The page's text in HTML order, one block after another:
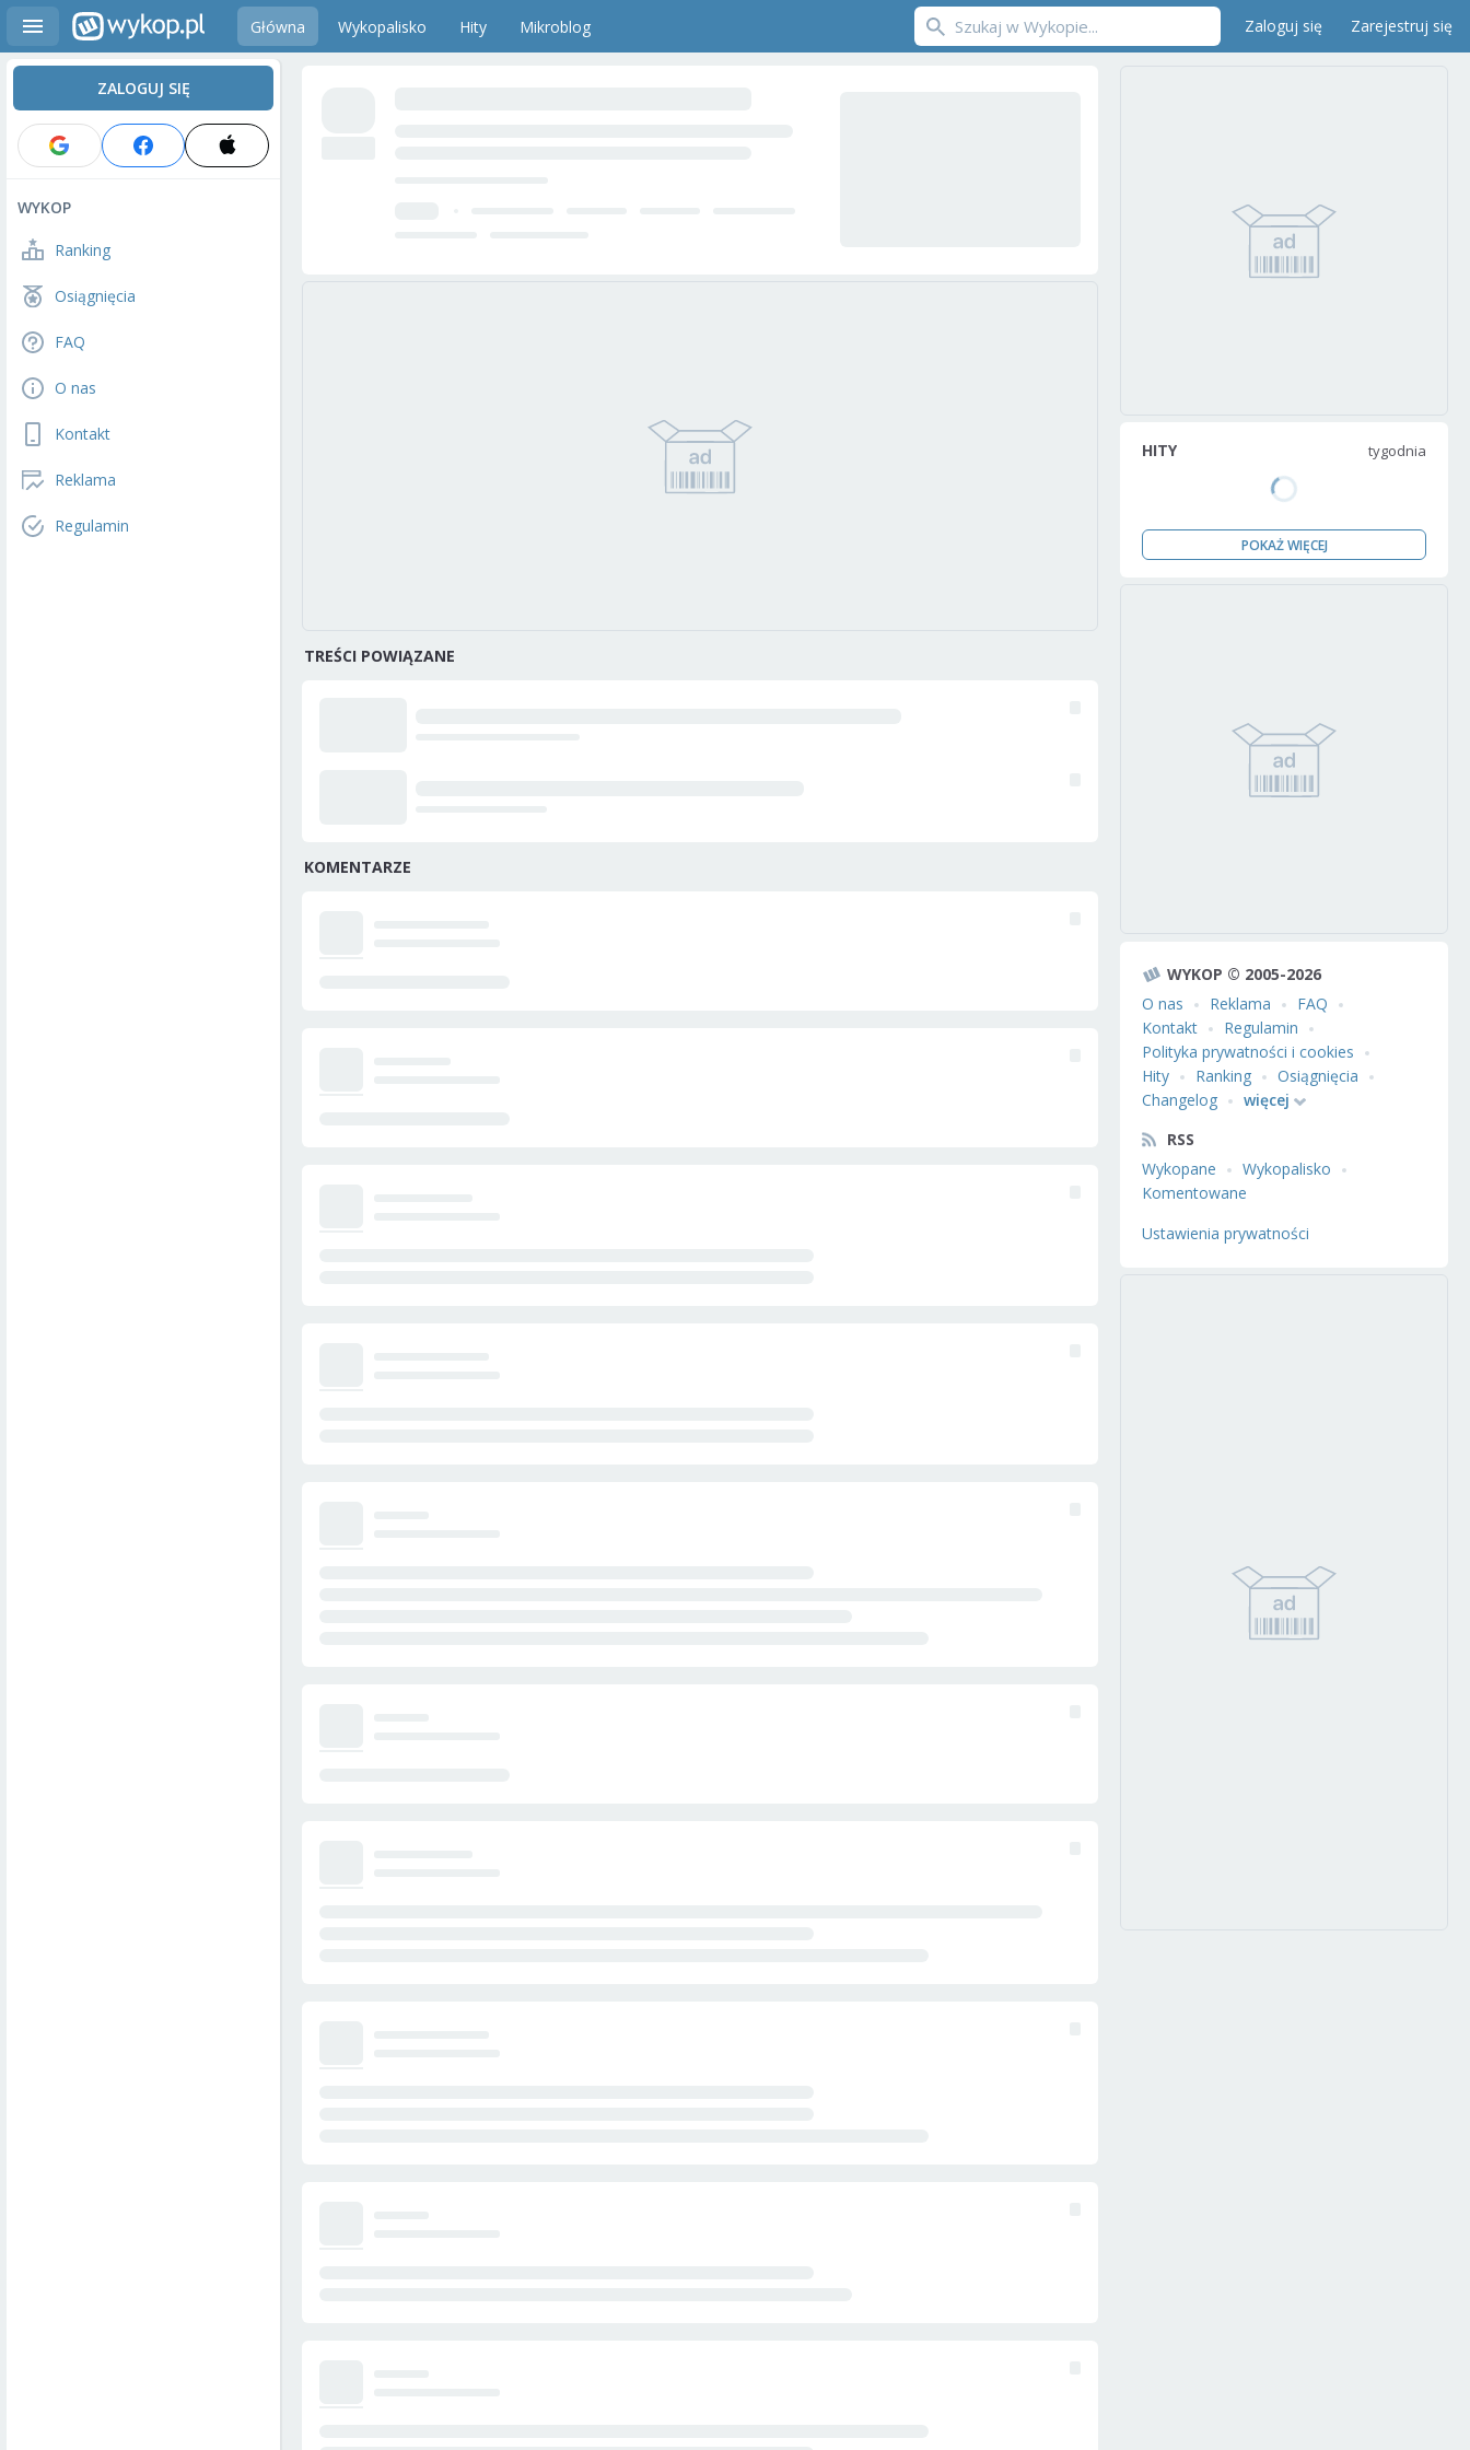
Główna Wykopalisko Hity Mikroblog Zaloguj się Zarejestruj się
ZALOGUJ SIĘ
WYKOP
Ranking
Osiągnięcia
FAQ
O nas
Kontakt
Reklama
Regulamin
TREŚCI POWIĄZANE
KOMENTARZE
HITY tygodnia
POKAŻ WIĘCEJ
WYKOP © 2005-2026
O nas
Reklama
FAQ
Kontakt
Regulamin
Polityka prywatności i cookies
Hity
Ranking
Osiągnięcia
Changelog
więcej
RSS
Wykopane
Wykopalisko
Komentowane
Ustawienia prywatności